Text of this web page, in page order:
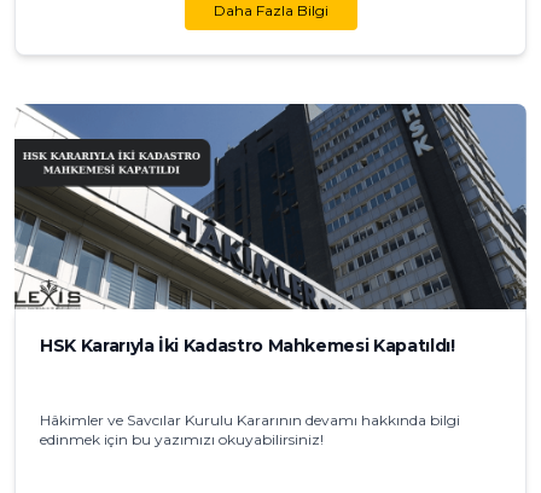
Daha Fazla Bilgi
HSK Kararıyla İki Kadastro Mahkemesi Kapatıldı!
Hâkimler ve Savcılar Kurulu Kararının devamı hakkında bilgi
edinmek için bu yazımızı okuyabilirsiniz!